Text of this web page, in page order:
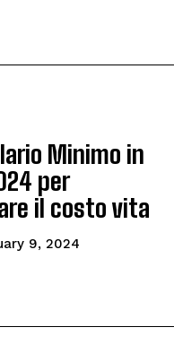
Minimo in
per
il costo vita
9, 2024